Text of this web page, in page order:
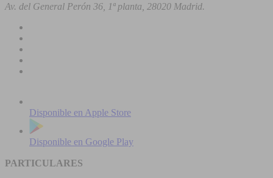
Av. del General Perón 36, 1ª planta, 28020 Madrid.
Disponible en Apple Store
Disponible en Google Play
PARTICULARES